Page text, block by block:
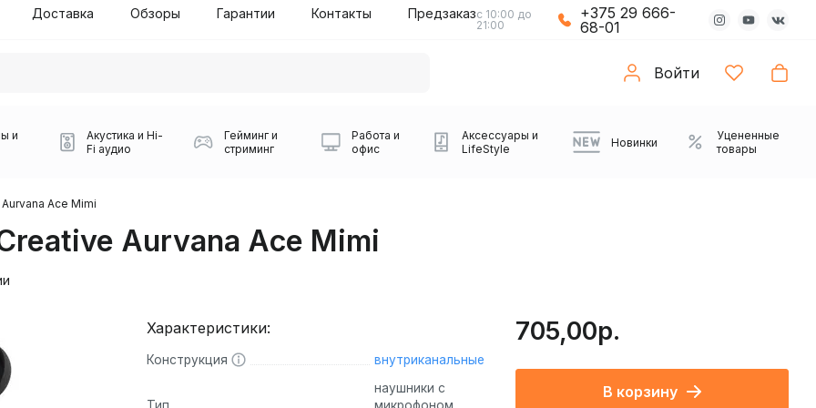
2-й этаж, 10
Доставка Обзоры Гарантии Контакты Предзаказс 10:00 до
21:00
+375 29 666-
68-01
Войти
и
Акустика и Hi-
Fi аудио
Саундбары
Гейминг и
стриминг
Работа и
офис
Аксессуары и
LifeStyle
Новинки
Уцененные
товары
Ace Mimi
Aurvana Ace Mimi
Характеристики:
Конструкция внутриканальные
наушники с
705,00р.
В корзину